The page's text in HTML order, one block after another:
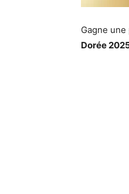
Gagne
Dorée